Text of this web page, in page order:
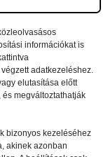
információkat is
adatkezeléshez.
elutasítása előtt
megváltoztathatják
bizonyos kezeléséhez
akinek azonban